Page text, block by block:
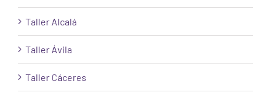
Taller Alcalá
Taller Ávila
Taller Cáceres